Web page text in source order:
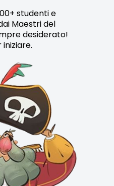
studenti e
Maestri del
desiderato!